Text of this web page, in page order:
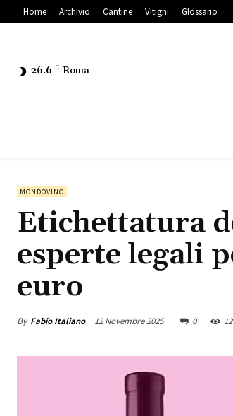
Home Archivio Cantine Vitigni Glossario
26.6 C Roma
MONDOVINO
Etichettatura
esperte legali
euro
By Fabio Italiano 12 Novembre 2025 0